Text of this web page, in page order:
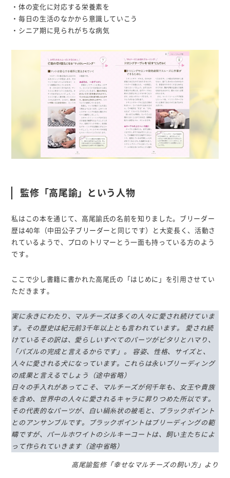
・体の変化に対応する栄養素を
・毎日の生活のなかから意識していこう
・シニア期に見られがちな病気
監修「高尾諭」という人物
私はこの本を通じて、高尾諭氏の名前を知りました。ブリーダー
歴は40年（中田公子ブリーダーと同じです）と大変長く、活動さ
れているようで、プロのトリマーとう一面も持っている方のよう
です。
ここで少し書籍に書かれた高尾氏の「はじめに」を引用させてい
ただきます。
実に永きにわたり、マルチーズは多くの人々に愛され続けていま
す。その歴史は紀元前3千年以上とも言われています。 愛され続
けているその訳は、愛らしいすべてのパーツがピタリとハマり、
「パズルの完成と言えるからです」。 容姿、性格、サイズと、
人々に愛される犬になっています。これらは永いブリーディング
の成果と言えるでしょう（途中省略）
日々の手入れがあってこそ、マルチーズが何千年も、女王や貴族
を含め、世界中の人々に愛されるキャラに昇りつめた所以です。
その代表的なパーツが、白い絹糸状の被毛と、ブラックポイント
とのアンサンブルです。ブラックポイントはブリーディングの範
疇ですが、パールホワイトのシルキーコートは、飼い主たちによ
って作られていきます（途中省略）
高尾諭監修「幸せなマルチーズの飼い方」より